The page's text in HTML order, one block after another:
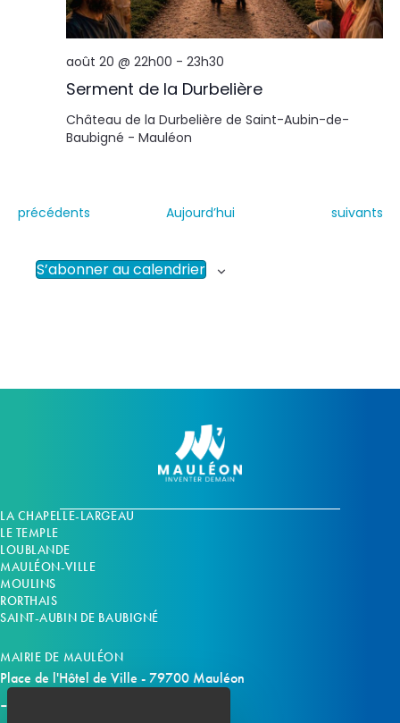
Serment de la Durbelière
août 20 @ 22h00 - 23h30
Château de la Durbelière de Saint-Aubin-de-
Baubigné - Mauléon
É
précédents Aujourd’hui
É
suivants
S’abonner au calendrier
LA CHAPELLE-LARGEAU
LE TEMPLE
LOUBLANDE
MAULÉON-VILLE
MOULINS
RORTHAIS
SAINT-AUBIN DE BAUBIGNÉ
MAIRIE DE MAULÉON
Place de l'Hôtel de Ville - 79700 Mauléon